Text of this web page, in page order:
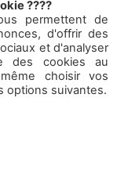
????
permettent de
d'offrir des
et d'analyser
des cookies au
choisir vos
options suivantes.